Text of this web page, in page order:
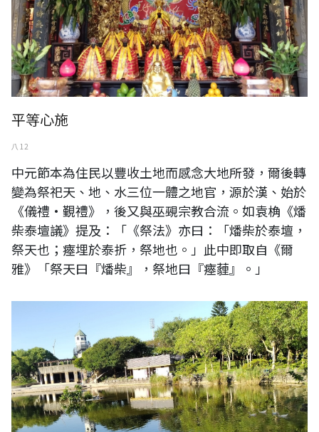
平等心施
八 12
中元節本為住民以豐收土地而感念大地所發，爾後轉
變為祭祀天、地、水三位一體之地官，源於漢、始於
《儀禮·覲禮》，後又與巫覡宗教合流。如袁桷《燔
柴泰壇議》提及：「《祭法》亦曰：「燔柴於泰壇，
祭天也；瘞埋於泰折，祭地也。」此中即取自《爾
雅》「祭天曰『燔柴』，祭地曰『瘞薶』。」